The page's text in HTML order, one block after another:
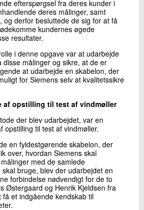
efterspørgsel fra deres kunder i
deres målinger, samt
og derfor besluttede de sig for at få
kundernes øgede
resultater.
i denne opgave var at udarbejde
målinger og sikre, at de er
at udarbejde en skabelon, der
for Siemens selv at kvalitetssikre
af opstilling til test af vindmøller
der blev udarbejdet, var en
opstilling til test af vindmøller.
en fyldestgørende skabelon, der
over, hvordan Siemens skal
med de samlede
bruge, blev der udarbejdet en
forbindelse nødvendigt for de to
Østergaard og Henrik Kjeldsen fra
få et indgående kendskab til